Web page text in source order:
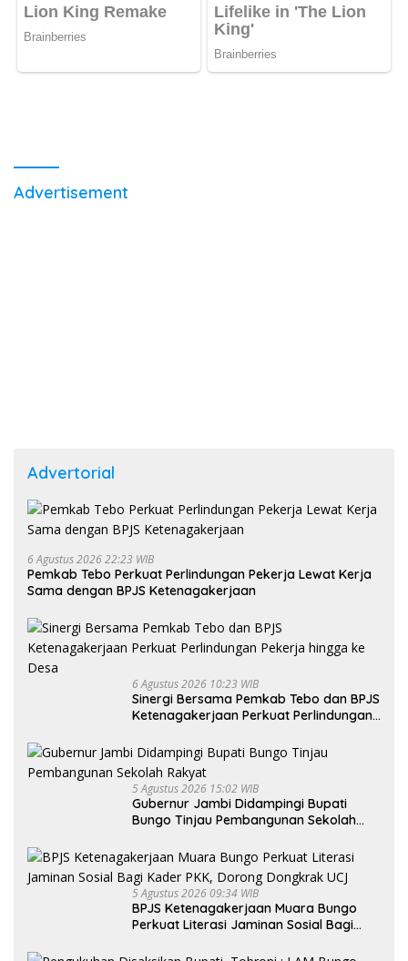
Advertisement
Advertorial
6 Agustus 2026 22:23 WIB
Pemkab Tebo Perkuat Perlindungan Pekerja Lewat Kerja
Sama dengan BPJS Ketenagakerjaan
6 Agustus 2026 10:23 WIB
Sinergi Bersama Pemkab Tebo dan BPJS
Ketenagakerjaan Perkuat Perlindungan
5 Agustus 2026 15:02 WIB
Gubernur Jambi Didampingi Bupati
Bungo Tinjau Pembangunan Sekolah
5 Agustus 2026 09:34 WIB
BPJS Ketenagakerjaan Muara Bungo
Perkuat Literasi Jaminan Sosial Bagi